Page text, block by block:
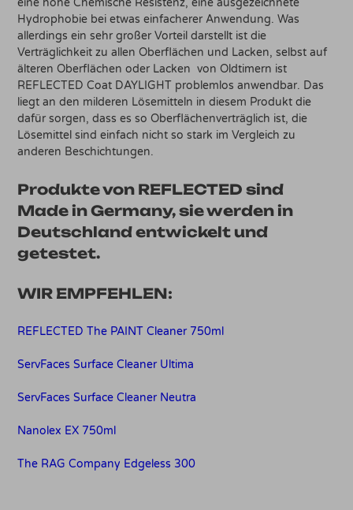
eine hohe Chemische Resistenz, eine ausgezeichnete
Hydrophobie bei etwas einfacherer Anwendung. Was
allerdings ein sehr großer Vorteil darstellt ist die
Verträglichkeit zu allen Oberflächen und Lacken, selbst auf
älteren Oberflächen oder Lacken von Oldtimern ist
REFLECTED Coat DAYLIGHT problemlos anwendbar. Das
liegt an den milderen Lösemitteln in diesem Produkt die
dafür sorgen, dass es so Oberflächenverträglich ist, die
Lösemittel sind einfach nicht so stark im Vergleich zu
anderen Beschichtungen.
Produkte von REFLECTED sind
Made in Germany, sie werden in
Deutschland entwickelt und
getestet.
WIR EMPFEHLEN:
REFLECTED The PAINT Cleaner 750ml
ServFaces Surface Cleaner Ultima
ServFaces Surface Cleaner Neutra
Nanolex EX 750ml
The RAG Company Edgeless 300